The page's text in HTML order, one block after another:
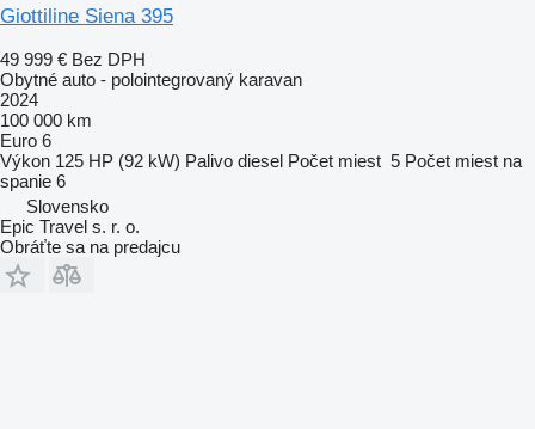
Giottiline Siena 395
49 999 € Bez DPH
Obytné auto - polointegrovaný karavan
2024
100 000 km
Euro 6
Výkon 125 HP (92 kW) Palivo diesel Počet miest 5 Počet miest na
spanie 6
Slovensko
Epic Travel s. r. o.
Obráťte sa na predajcu